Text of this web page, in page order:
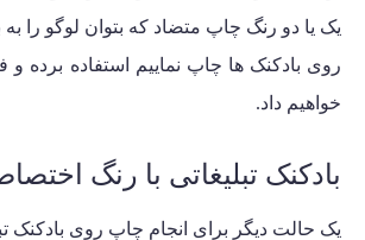
یک یا دو رنگ چاپ متضاد که بتوان لوگو را
روی بادکنک ها چاپ نماییم استفاده برده و
خواهیم داد.
بادکنک تبلیغاتی با رنگ
یک حالت دیگر برای انجام چاپ روی بادکنک